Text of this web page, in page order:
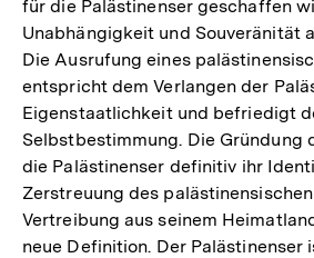
für die Palästinenser geschaffen
Unabhängigkeit und Souveränität
Die Ausrufung eines
entspricht dem Verlangen der
Eigenstaatlichkeit und befriedigt
Selbstbestimmung. Die Gründung
die Palästinenser definitiv ihr
Zerstreuung des
Vertreibung aus seinem
neue Definition. Der Palästinenser